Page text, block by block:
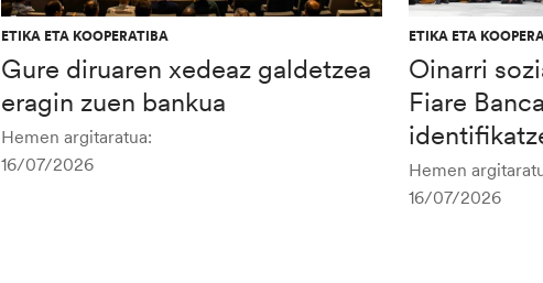
ETIKA ETA KOOPERATIBA
Gure diruaren xedeaz galdetzea
eragin zuen bankua
Hemen argitaratua:
16/07/2026
ETIKA ETA
Oinarri
Fiare
Hemen
16/07/2026